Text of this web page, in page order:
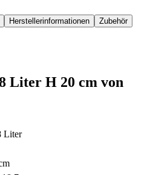
Herstellerinformationen
Zubehör
Liter H 20 cm von
Liter